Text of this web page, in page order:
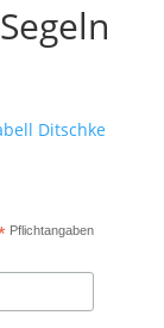
Pflichtangaben